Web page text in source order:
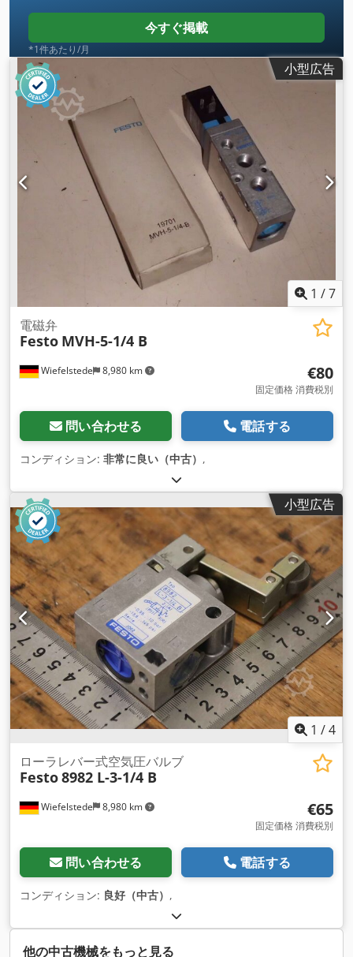
今すぐ掲載
*1件あたり/月
小型広告
1 /7
Wiefelstede 8,980 km
電磁弁
Festo MVH-5-1/4 B
€80
固定価格 消費税別
問い合わせる 電話する
コンディション: 非常に良い（中古） ,
小型広告
1 /4
Wiefelstede 8,980 km
ローラレバー式空気圧バルブ
Festo8982 L-3-1/4 B
€65
固定価格 消費税別
問い合わせる 電話する
コンディション: 良好（中古） ,
他の中古機械をもっと見る